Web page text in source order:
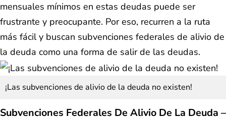
mensuales mínimos en estas deudas puede ser
frustrante y preocupante. Por eso, recurren a la ruta
más fácil y buscan subvenciones federales de alivio de
la deuda como una forma de salir de las deudas.
¡Las subvenciones de alivio de la deuda no existen!
Subvenciones Federales De Alivio De La Deuda –